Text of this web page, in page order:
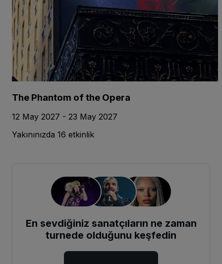
The Phantom of the Opera
12 May 2027 - 23 May 2027
Yakınınızda 16 etkinlik
En sevdiğiniz sanatçıların ne zaman
turnede olduğunu keşfedin